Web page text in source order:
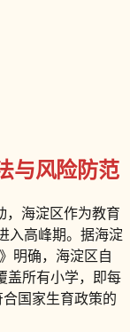
与风险防范
，海淀区作为教育
入高峰期。据海淀
明确，海淀区自
盖所有小学，即每
国家生育政策的